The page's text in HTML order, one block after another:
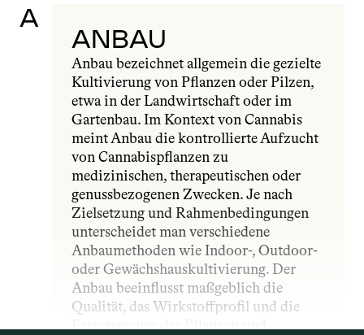
A
ANBAU
Anbau bezeichnet allgemein die gezielte
Kultivierung von Pflanzen oder Pilzen,
etwa in der Landwirtschaft oder im
Gartenbau. Im Kontext von Cannabis
meint Anbau die kontrollierte Aufzucht
von Cannabispflanzen zu
medizinischen, therapeutischen oder
genussbezogenen Zwecken. Je nach
Zielsetzung und Rahmenbedingungen
unterscheidet man verschiedene
Anbaumethoden wie Indoor-, Outdoor-
oder Gewächshauskultivierung. Der
Anbau beeinflusst maßgeblich die
Qualität, das Wirkstoffprofil und die
Ertragsmenge der Pflanzen und